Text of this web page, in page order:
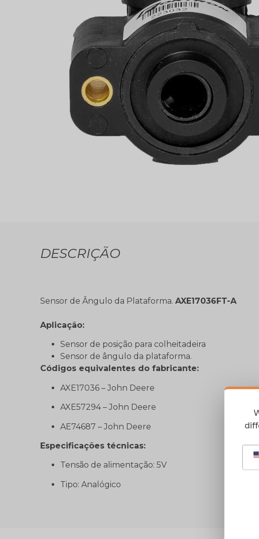
DESCRIÇÃO
Sensor de Ângulo da Plataforma. AXE17036FT-A
Aplicação:
Sensor de posição para colheitadeira
Sensor de ângulo da plataforma.
Códigos equivalentes do fabricante:
AXE17036 – John Deere
AXE57294 – John Deere
AE74687 – John Deere
Especificações técnicas:
Tensão de alimentação: 5V
Tipo: Analógico